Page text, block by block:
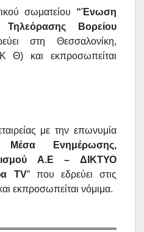
σωματείου “Ένωση
Τηλεόρασης Βορείου
στη Θεσσαλονίκη,
Θ) και εκπροσωπείται
με την επωνυμία
Μέσα Ενημέρωσης,
Α.Ε – ΔΙΚΤΥΟ
TV” που εδρεύει στις
εκπροσωπείται νόμιμα.